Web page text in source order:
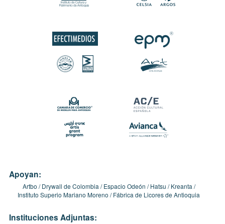
Apoyan:
Artbo Drywall de Colombia Espacio Odeón Hatsu
Kreanta
Instituto Superio Mariano Moreno
Fábrica de Licores de Antioquia
Instituciones Adjuntas: